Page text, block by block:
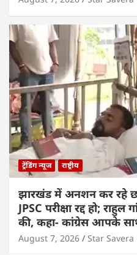
ट्रेंडिंग न्यूज राष्ट्रीय
झारखंड में अनशन कर रहे
JPSC परीक्षा रद्द हो; राहुल
की, कहा- कांग्रेस आपके
August 7, 2026 Star Savera